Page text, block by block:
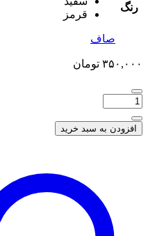
رنگ
قرمز
صاف
۳۵۰,۰۰۰ تومان
افزودن به سبد خرید